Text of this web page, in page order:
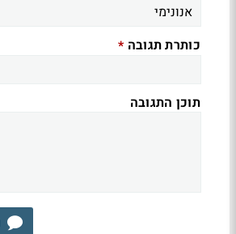
כותרת תגובה *
תוכן התגובה